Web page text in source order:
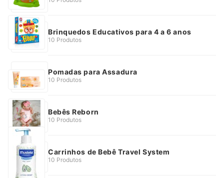
Brinquedos Educativos para 4 a 6 anos
10 Produtos
Pomadas para Assadura
10 Produtos
Bebês Reborn
10 Produtos
Carrinhos de Bebê Travel System
10 Produtos